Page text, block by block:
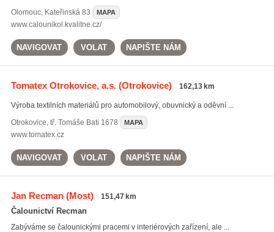
Olomouc, Kateřinská 83 MAPA
www.calounikol.kvalitne.cz/
NAVIGOVAT VOLAT NAPIŠTE NÁM
Tomatex Otrokovice, a.s.(Otrokovice) 162,13 km
Výroba textilních materiálů pro automobilový, obuvnický a oděvní ...
Otrokovice, tř. Tomáše Bati 1678 MAPA
www.tomatex.cz
NAVIGOVAT VOLAT NAPIŠTE NÁM
Jan Recman(Most) 151,47 km
Čalounictví Recman
Zabýváme se čalounickými pracemi v interiérových zařízení, ale ...